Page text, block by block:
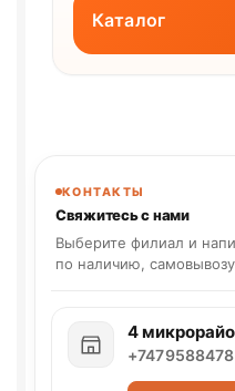
Каталог
КОНТАКТЫ
Свяжитесь с нами
Выберите филиал и
по наличию, самовывозу
4
+7479588478